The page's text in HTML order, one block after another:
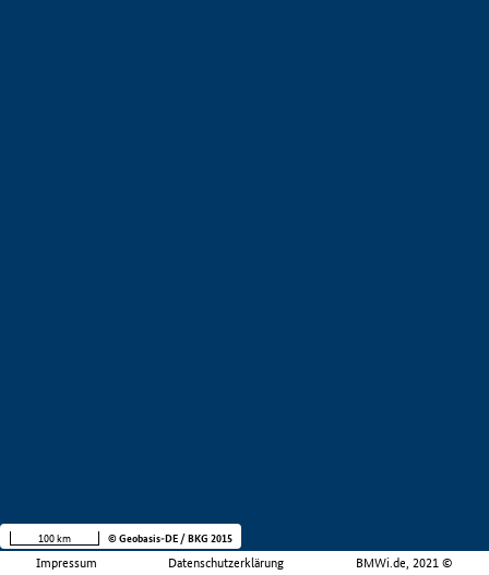
Impressum Datenschutzerklärung BMWi.de, 2021 ©
100 km © Geobasis-DE / BKG 2015